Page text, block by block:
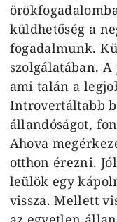
küldhetőség a
fogadalmunk.
szolgálatában. A
ami talán a
Introvertáltabb
állandóságot,
Ahova
otthon érezni.
leülök egy
vissza. Mellett